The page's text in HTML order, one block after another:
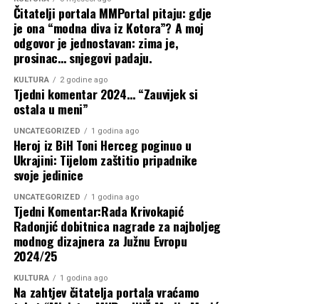
Crveni meteoalarm za Županiju
Zapadnohercegovačku, temperature i do
42 stupnja
1 kolovoza, 2026
HERCEGOVINA: Dva Air Tractora već
imala preko 240 naleta, osigurana i
dodatna…
1 kolovoza, 2026
Deseci tisuća ljudi stižu u Mokro i Široki
Brijeg, prvi kamperi su…
31 srpnja, 2026
Zahvalnica Vladi HNŽ-a na potpori
održavanju športsko-edukacijskoga
kampa ”Izlazi vani”
Oštra osuda predsjednice Buhač nakon
skrnavljenja crkvenoga prostora i
vjerskoga znamenja u Međugorju
Čitatelji portala MMPortal pitaju: gdje
je ona “modna diva iz Kotora”? A moj
odgovor je jednostavan: zima je,
prosinac… snjegovi padaju.
KULTURA 2 godine ago
Tjedni komentar 2024… “Zauvijek si
ostala u meni”
UNCATEGORIZED 1 godina ago
Heroj iz BiH Toni Herceg poginuo u
Ukrajini: Tijelom zaštitio pripadnike
svoje jedinice
UNCATEGORIZED 1 godina ago
Tjedni Komentar:Rada Krivokapić
Radonjić dobitnica nagrade za najboljeg
modnog dizajnera za Južnu Evropu
2024/25
KULTURA 1 godina ago
Na zahtjev čitatelja portala vraćamo